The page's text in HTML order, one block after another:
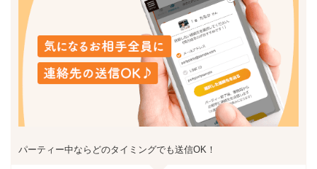
パーティー中ならどのタイミングでも送信OK！